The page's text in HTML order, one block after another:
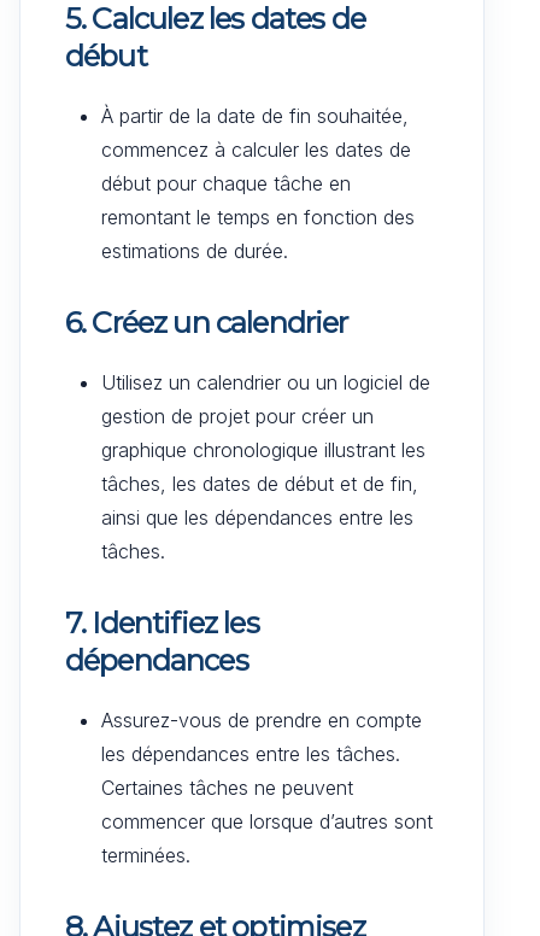
5. Calculez les dates de
début
À partir de la date de fin souhaitée,
commencez à calculer les dates de
début pour chaque tâche en
remontant le temps en fonction des
estimations de durée.
6. Créez un calendrier
Utilisez un calendrier ou un logiciel de
gestion de projet pour créer un
graphique chronologique illustrant les
tâches, les dates de début et de fin,
ainsi que les dépendances entre les
tâches.
7. Identifiez les
dépendances
Assurez-vous de prendre en compte
les dépendances entre les tâches.
Certaines tâches ne peuvent
commencer que lorsque d’autres sont
terminées.
8. Ajustez et optimisez